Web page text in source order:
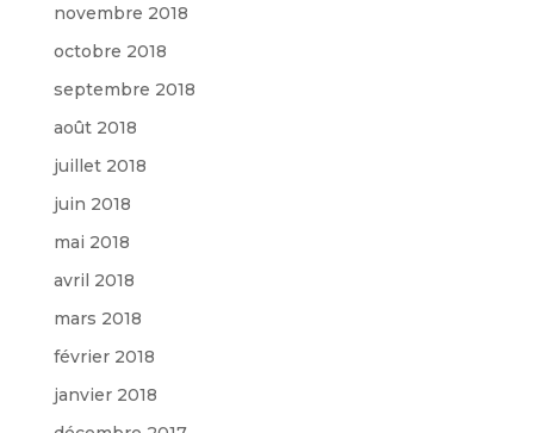
novembre 2018
octobre 2018
septembre 2018
août 2018
juillet 2018
juin 2018
mai 2018
avril 2018
mars 2018
février 2018
janvier 2018